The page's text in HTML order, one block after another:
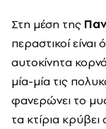
Στη μέση της
περαστικοί είναι
αυτοκίνητα
μία-μία τις
φανερώνει το
τα κτίρια